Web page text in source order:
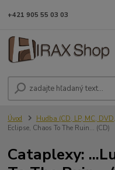
+421 905 55 03 03
Úvod Hudba (CD, LP, MC,
Eclipse, Chaos To The Ruin... (CD)
Cataplexy: